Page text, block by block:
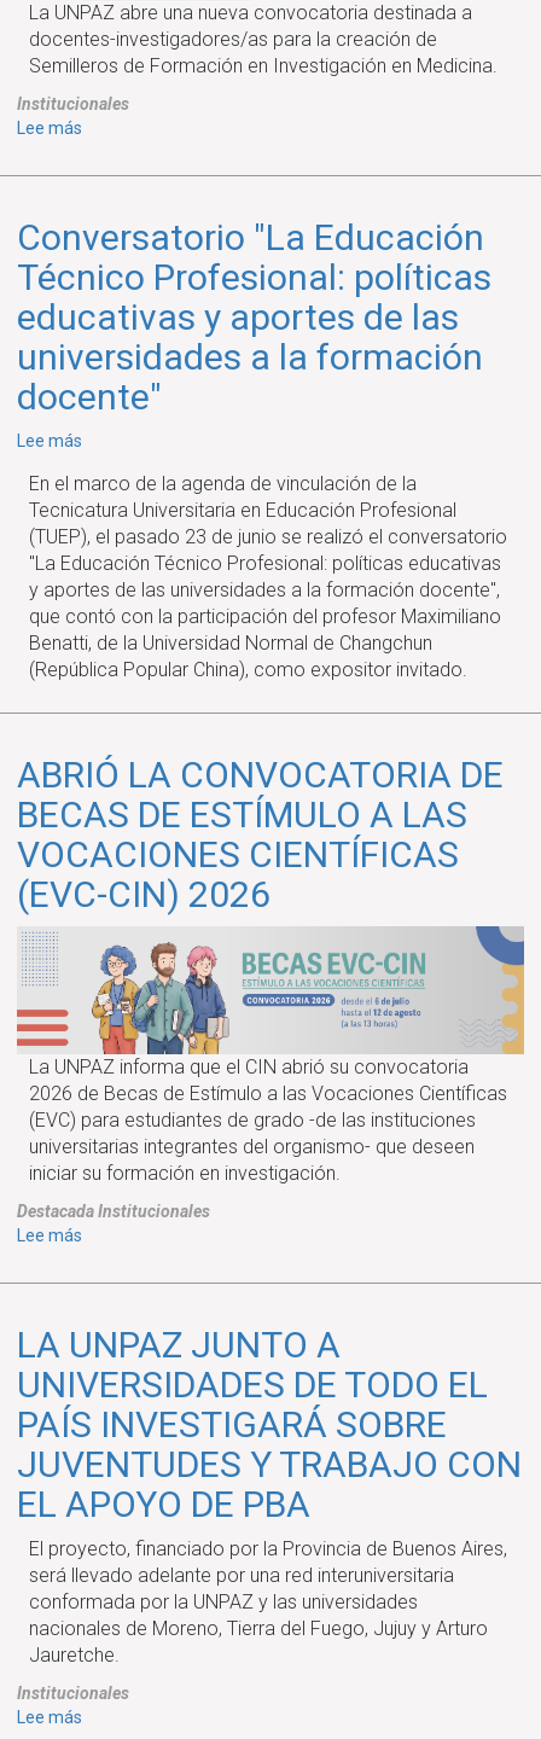
La UNPAZ abre una nueva convocatoria destinada a
docentes-investigadores/as para la creación de
Semilleros de Formación en Investigación en Medicina.
Institucionales
Lee más
UNA
CONVOCATORIA
SEMILLEROS
DE
FORMACIÓN
EN
INVESTIGACIÓN
Conversatorio "La Educación
Técnico Profesional: políticas
educativas y aportes de las
universidades a la formación
docente"
Lee más
"La
Educación
Técnico
Profesional:
políticas
educativas
y
aportes
de
universidades
a
la
formación
docente"
En el marco de la agenda de vinculación de la
Tecnicatura Universitaria en Educación Profesional
(TUEP), el pasado 23 de junio se realizó el conversatorio
"La Educación Técnico Profesional: políticas educativas
y aportes de las universidades a la formación docente",
que contó con la participación del profesor Maximiliano
Benatti, de la Universidad Normal de Changchun
(República Popular China), como expositor invitado.
ABRIÓ LA CONVOCATORIA DE
BECAS DE ESTÍMULO A LAS
VOCACIONES CIENTÍFICAS
(EVC-CIN) 2026
La UNPAZ informa que el CIN abrió su convocatoria
2026 de Becas de Estímulo a las Vocaciones Científicas
(EVC) para estudiantes de grado -de las instituciones
universitarias integrantes del organismo- que deseen
iniciar su formación en investigación.
DestacadaInstitucionales
Lee más
LA
DE
BECAS
DE
ESTÍMULO
A
LAS
VOCACIONES
(EVC-
CIN)
2026
LA UNPAZ JUNTO A
UNIVERSIDADES DE TODO EL
PAÍS INVESTIGARÁ SOBRE
JUVENTUDES Y TRABAJO CON
EL APOYO DE PBA
El proyecto, financiado por la Provincia de Buenos Aires,
será llevado adelante por una red interuniversitaria
conformada por la UNPAZ y las universidades
nacionales de Moreno, Tierra del Fuego, Jujuy y Arturo
Jauretche.
Institucionales
Lee más